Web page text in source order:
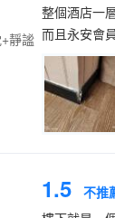
靜謐
整個酒店一
而且永安會
1.5 不推